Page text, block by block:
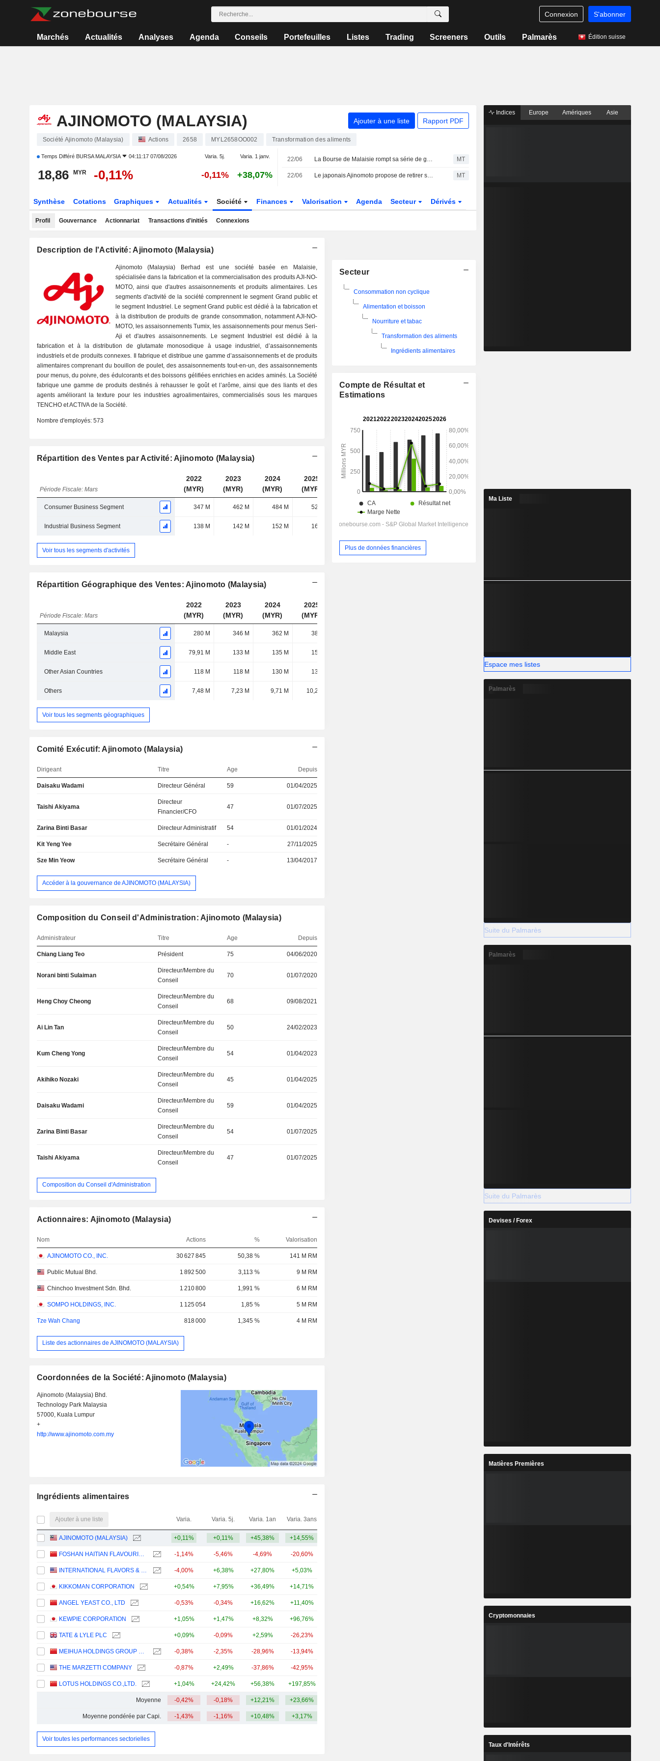
Connexion S'abonner
Marchés Actualités Analyses Agenda Conseils Portefeuilles Listes Trading Screeners Outils Palmarès Édition suisse
AJINOMOTO (MALAYSIA) Ajouter à une liste Rapport PDF
Société Ajinomoto (Malaysia) Actions 2658 MYL2658OO002 Transformation des aliments
Temps Différé BURSA MALAYSIA 04:11:17 07/08/2026 Varia. 5j. Varia. 1 janv.
18,86 MYR -0,11% -0,11% +38,07%
22/06 La Bourse de Malaisie rompt sa série de gains et s'inscrit à contre-courant de la région MT
22/06 Le japonais Ajinomoto propose de retirer sa filiale malaisienne de la cote MT
Synthèse Cotations Graphiques Actualités Société Finances Valorisation Agenda Secteur Dérivés
Profil Gouvernance Actionnariat Transactions d'initiés Connexions
Description de l'Activité: Ajinomoto (Malaysia)
Ajinomoto (Malaysia) Berhad est une société basée en Malaisie,
spécialisée dans la fabrication et la commercialisation des produits AJI-NO-
MOTO, ainsi que d'autres assaisonnements et produits alimentaires. Les
segments d'activité de la société comprennent le segment Grand public et
le segment Industriel. Le segment Grand public est dédié à la fabrication et
à la distribution de produits de grande consommation, notamment AJI-NO-
MOTO, les assaisonnements Tumix, les assaisonnements pour menus Seri-
Aji et d'autres assaisonnements. Le segment Industriel est dédié à la
fabrication et à la distribution de glutamate monosodique à usage industriel, d’assaisonnements
industriels et de produits connexes. Il fabrique et distribue une gamme d’assaisonnements et de produits
alimentaires comprenant du bouillon de poulet, des assaisonnements tout-en-un, des assaisonnements
pour menus, du poivre, des édulcorants et des boissons gélifiées enrichies en acides aminés. La Société
fabrique une gamme de produits destinés à rehausser le goût et l’arôme, ainsi que des liants et des
agents améliorant la texture pour les industries agroalimentaires, commercialisés sous les marques
TENCHO et ACTIVA de la Société.
Nombre d'employés: 573
Répartition des Ventes par Activité: Ajinomoto (Malaysia)
Période Fiscale: Mars
2022
(MYR)
2023
(MYR)
2024
(MYR)
2025
(MYR)
2026
(MYR)
Consumer Business Segment 347 M 462 M 484 M 524 M 548 M
Industrial Business Segment 138 M 142 M 152 M 161 M 162 M
Voir tous les segments d'activités
Répartition Géographique des Ventes: Ajinomoto (Malaysia)
Période Fiscale: Mars
2022
(MYR)
2023
(MYR)
2024
(MYR)
2025
(MYR)
Malaysia 280 M 346 M 362 M 388 M
Middle East 79,91 M 133 M 135 M 151 M
Other Asian Countries 118 M 118 M 130 M 135 M
Others 7,48 M 7,23 M 9,71 M 10,27 M
Voir tous les segments géographiques
Comité Exécutif: Ajinomoto (Malaysia)
Dirigeant Titre Age Depuis
Daisaku Wadami Directeur Général 59 01/04/2025
Taishi Akiyama
Directeur
Financier/CFO
47 01/07/2025
Zarina Binti Basar Directeur Administratif 54 01/01/2024
Kit Yeng Yee Secrétaire Général - 27/11/2025
Sze Min Yeow Secrétaire Général - 13/04/2017
Accéder à la gouvernance de AJINOMOTO (MALAYSIA)
Composition du Conseil d'Administration: Ajinomoto (Malaysia)
Administrateur Titre Age Depuis
Chiang Liang Teo Président 75 04/06/2020
Norani binti Sulaiman
Directeur/Membre du
Conseil
70 01/07/2020
Heng Choy Cheong
Directeur/Membre du
Conseil
68 09/08/2021
Ai Lin Tan
Directeur/Membre du
Conseil
50 24/02/2023
Kum Cheng Yong
Directeur/Membre du
Conseil
54 01/04/2023
Akihiko Nozaki
Directeur/Membre du
Conseil
45 01/04/2025
Daisaku Wadami
Directeur/Membre du
Conseil
59 01/04/2025
Zarina Binti Basar
Directeur/Membre du
Conseil
54 01/07/2025
Taishi Akiyama
Directeur/Membre du
Conseil
47 01/07/2025
Composition du Conseil d'Administration
Actionnaires: Ajinomoto (Malaysia)
Nom Actions % Valorisation
AJINOMOTO CO., INC. 30 627 845 50,38 % 141 M RM
Public Mutual Bhd. 1 892 500 3,113 % 9 M RM
Chinchoo Investment Sdn. Bhd. 1 210 800 1,991 % 6 M RM
SOMPO HOLDINGS, INC. 1 125 054 1,85 % 5 M RM
Tze Wah Chang 818 000 1,345 % 4 M RM
Liste des actionnaires de AJINOMOTO (MALAYSIA)
Coordonnées de la Société: Ajinomoto (Malaysia)
Ajinomoto (Malaysia) Bhd.
Technology Park Malaysia
57000, Kuala Lumpur
+
http://www.ajinomoto.com.my
Ingrédients alimentaires
Ajouter à une liste Varia. Varia. 5j. Varia. 1an Varia. 3ans
AJINOMOTO (MALAYSIA) +0,11% +0,11% +45,38% +14,55%
FOSHAN HAITIAN FLAVOURING AND FOOD COMPANY LTD. -1,14% -5,46% -4,69% -20,60%
INTERNATIONAL FLAVORS & FRAGRANCES INC. -4,00% +6,38% +27,80% +5,03%
KIKKOMAN CORPORATION +0,54% +7,95% +36,49% +14,71%
ANGEL YEAST CO., LTD -0,53% -0,34% +16,62% +11,40%
KEWPIE CORPORATION +1,05% +1,47% +8,32% +96,76%
TATE & LYLE PLC +0,09% -0,09% +2,59% -26,23%
MEIHUA HOLDINGS GROUP CO.,LTD -0,38% -2,35% -28,96% -13,94%
THE MARZETTI COMPANY -0,87% +2,49% -37,86% -42,95%
LOTUS HOLDINGS CO.,LTD. +1,04% +24,42% +56,38% +197,85%
Moyenne -0,42% -0,18% +12,21% +23,66%
Moyenne pondérée par Capi. -1,43% -1,16% +10,48% +3,17%
Voir toutes les performances sectorielles
Secteur
Consommation non cyclique
Alimentation et boisson
Nourriture et tabac
Transformation des aliments
Ingrédients alimentaires
Compte de Résultat et
Estimations
Plus de données financières
Indices Europe Amériques Asie
Ma Liste
Espace mes listes
Palmarès
Suite du Palmarès
Palmarès
Suite du Palmarès
Devises / Forex
Matières Premières
Cryptomonnaies
Taux d'Intérêts